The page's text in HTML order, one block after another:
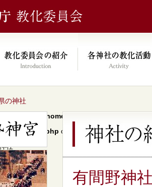
の神社
/home/xs046278/mie-
header.php on line
64
社
有間野神